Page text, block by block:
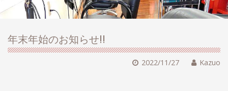
年末年始のお知らせ!!
2022/11/27 Kazuo